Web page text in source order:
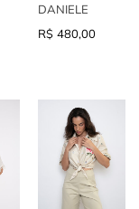
DANIELE
R$ 480,00